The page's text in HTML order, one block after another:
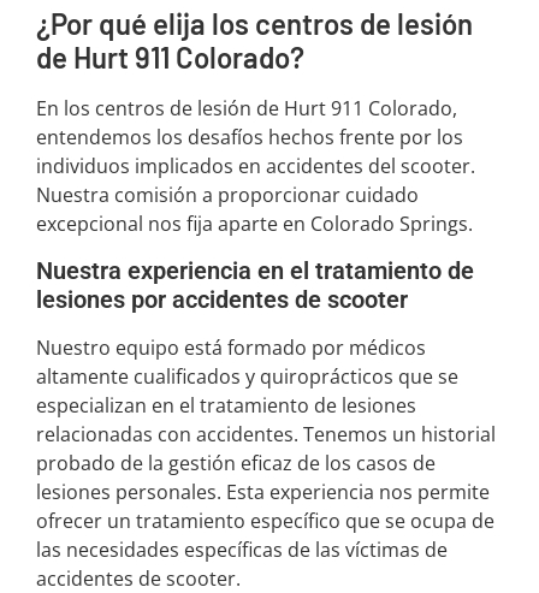
¿Por qué elija los centros de lesión
de Hurt 911 Colorado?
En los centros de lesión de Hurt 911 Colorado,
entendemos los desafíos hechos frente por los
individuos implicados en accidentes del scooter.
Nuestra comisión a proporcionar cuidado
excepcional nos fija aparte en Colorado Springs.
Nuestra experiencia en el tratamiento de
lesiones por accidentes de scooter
Nuestro equipo está formado por médicos
altamente cualificados y quiroprácticos que se
especializan en el tratamiento de lesiones
relacionadas con accidentes. Tenemos un historial
probado de la gestión eficaz de los casos de
lesiones personales. Esta experiencia nos permite
ofrecer un tratamiento específico que se ocupa de
las necesidades específicas de las víctimas de
accidentes de scooter.